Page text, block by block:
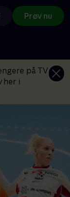
Prøv nu
på TV
her i